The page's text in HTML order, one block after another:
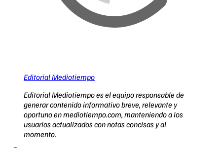
Editorial Mediotiempo
Editorial Mediotiempo es el equipo responsable de
generar contenido informativo breve, relevante y
oportuno en mediotiempo.com, manteniendo a los
usuarios actualizados con notas concisas y al
momento.